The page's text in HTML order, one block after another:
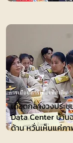
เดือดกลางวงประ
Data Center บ้าน
ด้าน หวั่นเห็นแค่ภา
การเมือง-การเมืองท้องถิ่น